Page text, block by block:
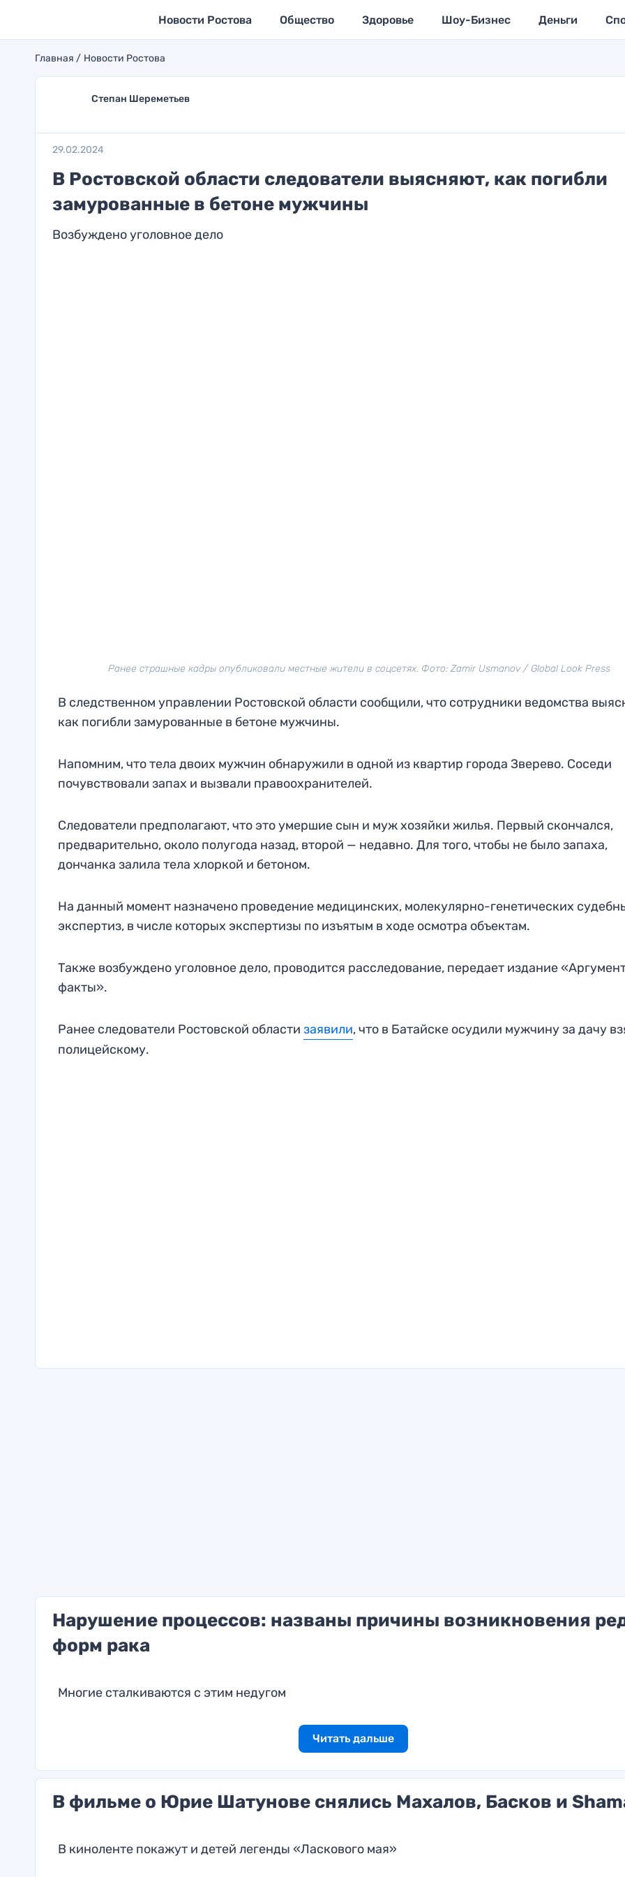
Новости Ростова Общество Здоровье Шоу-Бизнес Деньги
Главная Новости Ростова
Степан Шереметьев
29.02.2024
В Ростовской области следователи выясняют, как погибли
замурованные в бетоне мужчины
Возбуждено уголовное дело
Ранее страшные кадры опубликовали местные жители в соцсетях. Фото: Zamir Usmanov / Global Look Press
В следственном управлении Ростовской области сообщили, что сотрудники ведомства
как погибли замурованные в бетоне мужчины.
Напомним, что тела двоих мужчин обнаружили в одной из квартир города Зверево. Соседи
почувствовали запах и вызвали правоохранителей.
Следователи предполагают, что это умершие сын и муж хозяйки жилья. Первый скончался,
предварительно, около полугода назад, второй — недавно. Для того, чтобы не было запаха,
дончанка залила тела хлоркой и бетоном.
На данный момент назначено проведение медицинских, молекулярно-генетических
экспертиз, в числе которых экспертизы по изъятым в ходе осмотра объектам.
Также возбуждено уголовное дело, проводится расследование, передает издание
факты».
Ранее следователи Ростовской области заявили, что в Батайске осудили мужчину за дачу
полицейскому.
Нарушение процессов: названы причины возникновения
форм рака
Многие сталкиваются с этим недугом
Читать дальше
В фильме о Юрие Шатунове снялись Махалов, Басков и
В киноленте покажут и детей легенды «Ласкового мая»